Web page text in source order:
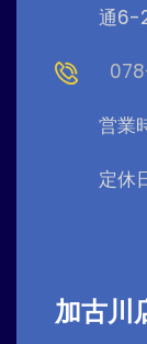
通6-
営業
定休
加古川